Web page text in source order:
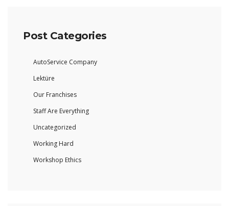
Post Categories
AutoService Company
Lektüre
Our Franchises
Staff Are Everything
Uncategorized
Working Hard
Workshop Ethics